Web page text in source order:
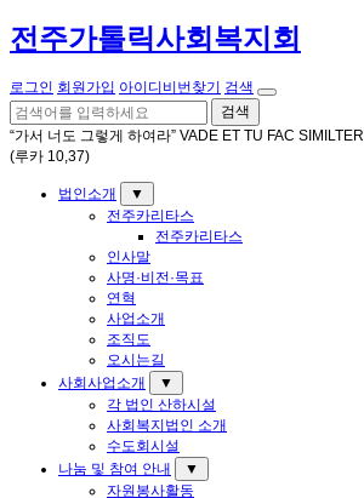
전주가톨릭사회복지회
로그인 회원가입 아이디비번찾기
검색
검색
“가서 너도 그렇게 하여라” VADE ET TU FAC SIMILTER
(루카 10,37)
법인소개
▼
전주카리타스
전주카리타스
인사말
사명·비전·목표
연혁
사업소개
조직도
오시는길
사회사업소개
▼
각 법인 산하시설
사회복지법인 소개
수도회시설
나눔 및 참여 안내
▼
자원봉사활동